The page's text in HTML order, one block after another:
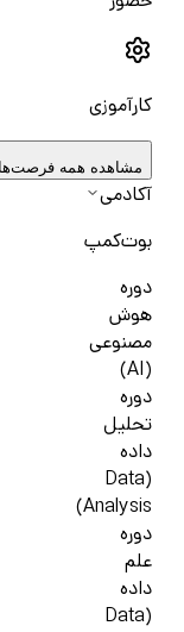
کارآموزی
مشاهده همه
آکادمی
بوت‌کمپ
دوره
هوش
مصنوعی
(AI)
دوره
تحلیل
داده
(Data
Analysis)
دوره
علم
داده
(Data